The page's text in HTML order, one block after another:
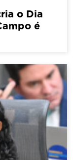
o Dia
é